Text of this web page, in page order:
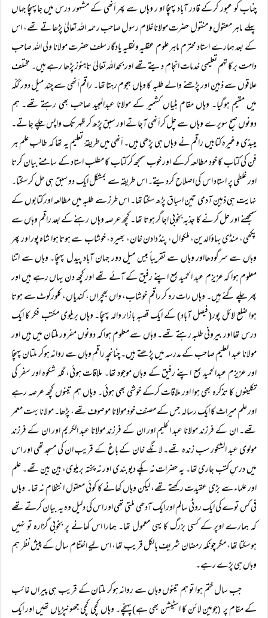
چناب کو عبور کرکے قادر آباد پہنچا او ر وہاں سے پھر اَنھی کے مشہور درس میں جاپہنچا جہاں
پہلے ماہر معقول و منقول حضرت مولانا غلام رسول صاحب رحمہ اللہ تعالیٰ پڑھاتے تھے، اس
کے بعد ہمارے استاد محترم ماہر علوم عقلیہ ونقلیہ یادگار سلف حضرت مولانا ولی اللہ صاحب
دامت برکاتہم تعلیمی خدمات انجام دیتے تھے اور بحمداللہ تعالیٰ تاہنوز پڑھا رہے ہیں۔ مختلف
علاقوں سے ذہین اور پڑھنے والے طلبہ کا وہاں ہجوم رہتا تھا۔ راقم اَنھی سے چند میل دور ککّہ
میں مقیم ہوگیا۔ وہاں مقام ہٹیاں کشمیر کے مولانا عبدالمجید صاحب بھی رہتے تھے۔ ہم
دونوں صبح سویرے وہاں سے چل کر اَنھی آجاتے اور سبق پڑھ کر ظہر تک واپس چلے جاتے۔
میبذی وغیرہ کتابیں راقم نے وہاں ہی پڑھی ہیں۔ اَنھی میں طریقۂ تعلیم یہ تھا کہ طالب علم ہر
فن کی کتاب کا خود مطالعہ کرکے اور خوب سمجھ کر کتاب کا مطلب استاد کے سامنے بیان کرتا
اور غلطی پر استاد اس کی اصلاح کردیتے۔ اس طریقہ سے بمشکل ایک دو سبق ہی حل کرسکتا۔
نہایت ہی ذہین آدمی تین اسباق پڑھ سکتا تھا۔ اس طرز سے طلبہ میں مطالعہ اور کتابوں کے
سمجھنے اور حل کرنے کا جذبہ بخوبی اجاگر ہوتا تھا۔ کچھ عرصہ وہاں رہنے کے بعد راقم وہاں سے
پکھی، منڈی بہاؤالدین، ملکوال، پنڈ دادن خان، بھیرہ، خوشاب سے ہوتا ہوا شاہ پور اور پھر
وہاں سے سرگودھااور وہاں سے تقریباً بیس میل دور جہان آباد پیدل پہنچا۔ وہاں سے اتنا
معلوم ہوا کہ عزیزم عبد الحمید بمع اپنے رفیق کے آئے تھے اور کچھ دن یہاں رہے ہیں اور
پھر چلے گئے ہیں۔ وہاں رات رہ کر راقم خوشاب، واں بھچراں، کندیاں، کلورکوٹ سے ہوتا
ہوا ضلع لائل پور(فیصل آباد) کے ایک قصبہ بازار والہ پہنچا۔ وہاں بریلوی مکتب فکر کا ایک
درس تھا اور بیرونی طلبہ رہتے تھے۔ وہاں سے معلوم ہوا کہ دونوں مفرور ملتان میں ہیں اور
مولانا عبد العلیم صاحب کے مدرسہ میں پڑھتے ہیں۔ چنانچہ راقم وہاں سے روانہ ہوکر ملتان پہنچا
اور عزیزم عبدالحمید بمع اپنے رفیق کے وہاں موجود تھا۔ ملاقات ہوئی، گلہ شکوہ اور سفر کی
تکلیفوں کا تذکرہ بھی ہوا اور ملاقات کرکے خوشی بھی ہوئی۔ وہاں ہم تینوں کچھ عرصہ رہے
اور علم میراث کا ایک رسالہ جس کے مصنف خود مولانا موصوف تھے، پڑھا۔ مولانا بہت معمر
تھے۔ ان کے فرزند مولانا عبد الحلیم اور ان کے فرزند مولانا عبد الکریم اور ان کے فرزند
مولوی عبد الشکور سب زندہ تھے۔ لانگے خان کے باغ کے قریب ان کی مسجد تھی اور اس
میں درسِ کتب جاری تھا۔ یہ حضرات نہ پکے دیوبندی اور نہ پختہ بریلوی، بین بین تھے۔ علم
اور علماء سے بڑی عقیدت رکھتے تھے، لیکن وہاں کھانے کا کوئی معقول انتظام نہ تھا۔ وہاں
فی کس توے کی ایک روٹی سالم اور ایک آدھی ملتی تھی اور اس کی دلیل وہ یہ بیان کرتے تھے
کہ ہمارے اوپر کے کسی بزرگ کا یہی معمول تھا۔ ہمارا اس کھانے پر بخوبی گزارہ تو نہیں
ہوسکتا تھا، مگر چونکہ رمضان شریف بالکل قریب تھا، اس لیے اختتام سال کے پیش نظر ہم
وہاں ہی پڑے رہے۔
جب سال ختم ہوا تو ہم تینوں وہاں سے روانہ ہوکر ملتان کے قریب ہی پیراں غائب
کے مقام پر(جومین لائن کا اسٹیشن بھی ہے) پہنچے۔ وہاں کچی کچی جھونپڑیاں تھیں اور ایک